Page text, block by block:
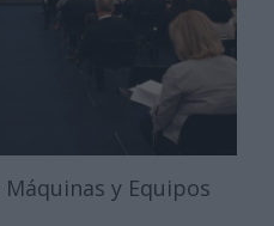
y Equipos